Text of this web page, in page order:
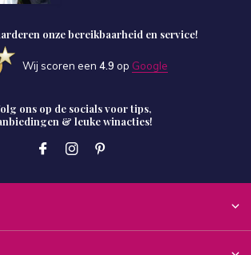
onze bereikbaarheid en service!
Wij scoren een 4.9 op Google
ons op de socials voor tips,
& leuke winacties!